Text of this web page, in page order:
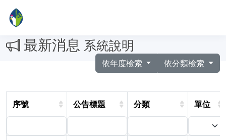
最新消息 系統說明
依年度檢索 依分類檢索
序號 公告標題 分類 單位